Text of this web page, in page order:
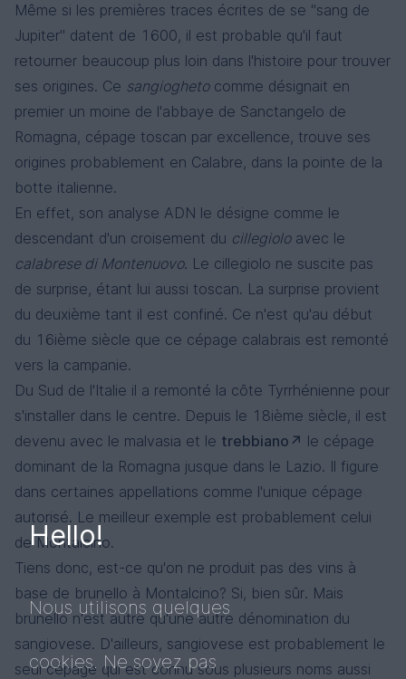
Même si les premières traces écrites de se "sang de
Jupiter" datent de 1600, il est probable qu'il faut
retourner beaucoup plus loin dans l'histoire pour trouver
ses origines. Ce sangioghetocomme désignait en
premier un moine de l'abbaye de Sanctangelo de
Romagna, cépage toscan par excellence, trouve ses
origines probablement en Calabre, dans la pointe de la
botte italienne.
En effet, son analyse ADN le désigne comme le
descendant d'un croisement du cillegioloavec le
calabrese di Montenuovo. Le cillegiolo ne suscite pas
de surprise, étant lui aussi toscan. La surprise provient
du deuxième tant il est confiné. Ce n'est qu'au début
du 16ième siècle que ce cépage calabrais est remonté
vers la campanie.
Du Sud de l'Italie il a remonté la côte Tyrrhénienne pour
s'installer dans le centre. Depuis le 18ième siècle, il est
devenu avec le malvasia et le trebbiano
le cépage
dominant de la Romagna jusque dans le Lazio. Il figure
dans certaines appellations comme l'unique cépage
autorisé. Le meilleur exemple est probablement celui
de Montalcino.
Tiens donc, est-ce qu'on ne produit pas des vins à
base de brunello à Montalcino? Si, bien sûr. Mais
brunello n'est autre qu'une autre dénomination du
sangiovese. D'ailleurs, sangiovese est probablement le
seul cépage qui est connu sous plusieurs noms aussi
Hello!
Nous utilisons quelques
cookies. Ne soyez pas